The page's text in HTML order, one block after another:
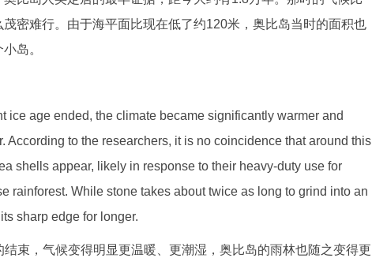
密难行。由于海平面比现在低了约120米，奥比岛当时的面积也
岛。
ice age ended, the climate became significantly warmer and
According to the researchers, it is no coincidence that around this
shells appear, likely in response to their heavy-duty use for
rainforest. While stone takes about twice as long to grind into an
sharp edge for longer.
束，气候变得明显更温暖、更潮湿，奥比岛的雨林也随之变得更